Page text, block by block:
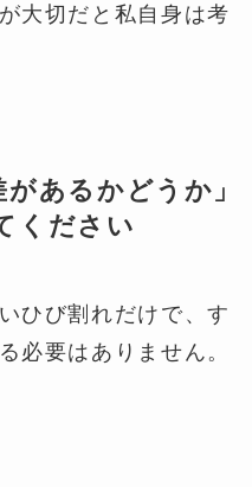
大切だと私自身は考
あるかどうか」
ください
ひび割れだけで、す
必要はありません。